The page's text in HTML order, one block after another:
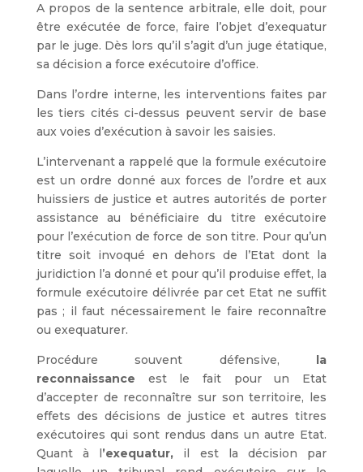
A propos de la sentence arbitrale, elle doit, pour
être exécutée de force, faire l’objet d’exequatur
par le juge. Dès lors qu’il s’agit d’un juge étatique,
sa décision a force exécutoire d’office.
Dans l’ordre interne, les interventions faites par
les tiers cités ci-dessus peuvent servir de base
aux voies d’exécution à savoir les saisies.
L’intervenant a rappelé que la formule exécutoire
est un ordre donné aux forces de l’ordre et aux
huissiers de justice et autres autorités de porter
assistance au bénéficiaire du titre exécutoire
pour l’exécution de force de son titre. Pour qu’un
titre soit invoqué en dehors de l’Etat dont la
juridiction l’a donné et pour qu’il produise effet, la
formule exécutoire délivrée par cet Etat ne suffit
pas ; il faut nécessairement le faire reconnaître
ou exequaturer.
Procédure souvent défensive, la
reconnaissance est le fait pour un Etat
d’accepter de reconnaître sur son territoire, les
effets des décisions de justice et autres titres
exécutoires qui sont rendus dans un autre Etat.
Quant à l’exequatur, il est la décision par